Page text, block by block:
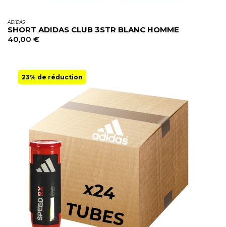
ADIDAS
SHORT ADIDAS CLUB 3STR BLANC HOMME
40,00 €
23% de réduction